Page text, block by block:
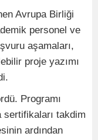
Avrupa Birliği
personel ve
aşamaları,
proje yazımı
Programı
sertifikaları takdim
ardından